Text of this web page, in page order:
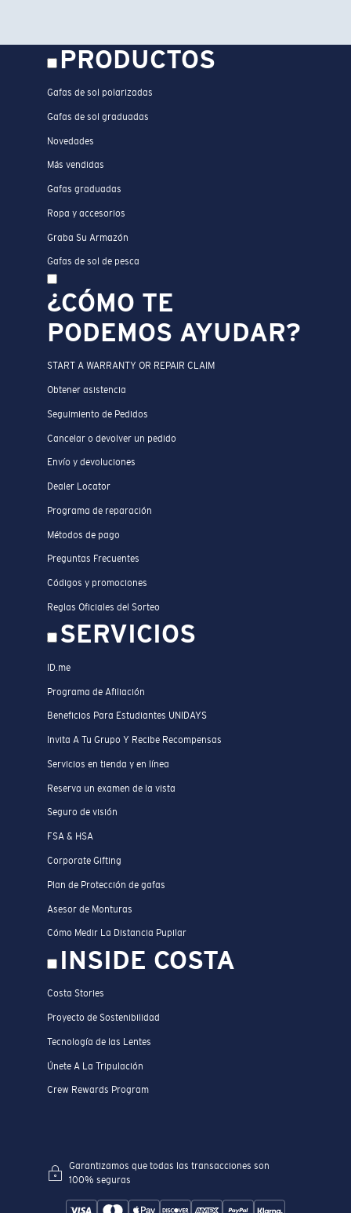
PRODUCTOS
Gafas de sol polarizadas
Gafas de sol graduadas
Novedades
Más vendidas
Gafas graduadas
Ropa y accesorios
Graba Su Armazón
Gafas de sol de pesca
¿CÓMO TE
PODEMOS AYUDAR?
START A WARRANTY OR REPAIR CLAIM
Obtener asistencia
Seguimiento de Pedidos
Cancelar o devolver un pedido
Envío y devoluciones
Dealer Locator
Programa de reparación
Métodos de pago
Preguntas Frecuentes
Códigos y promociones
Reglas Oficiales del Sorteo
SERVICIOS
ID.me
Programa de Afiliación
Beneficios Para Estudiantes UNIDAYS
Invita A Tu Grupo Y Recibe Recompensas
Servicios en tienda y en línea
Reserva un examen de la vista
Seguro de visión
FSA & HSA
Corporate Gifting
Plan de Protección de gafas
Asesor de Monturas
Cómo Medir La Distancia Pupilar
INSIDE COSTA
Costa Stories
Proyecto de Sostenibilidad
Tecnología de las Lentes
Únete A La Tripulación
Crew Rewards Program
Garantizamos que todas las transacciones son
100% seguras